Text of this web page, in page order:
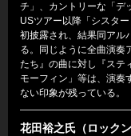
チ」、カントリーな「デ
USツアー以降「シスタ
初披露され、結果同アル
る。同じように全曲演奏
たち』の曲に対し『ステ
モーフィン」等は、演奏
ない印象が残っている。
花田裕之氏（ロック